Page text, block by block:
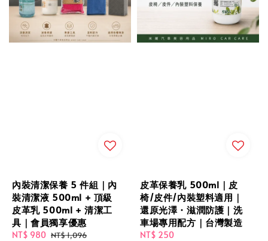
內裝清潔保養 5 件組｜內
裝清潔液 500ml + 頂級
皮革乳 500ml + 清潔工
具｜會員獨享優惠
Sale
NT$ 980 Regular
NT$ 1,096
皮革保養乳 500ml｜皮
椅/皮件/內裝塑料適用｜
還原光澤・滋潤防護｜洗
車場專用配方｜台灣製造
Regular
NT$ 250